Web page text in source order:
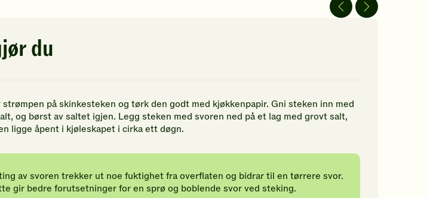
for
vurdering.
vurdering.
oppskriften.
5
du
strømpen på skinkesteken og tørk den godt med kjøkkenpapir. Gni steken inn med
og børst av saltet igjen. Legg steken med svoren ned på et lag med grovt salt,
ligge åpent i kjøleskapet i cirka ett døgn.
av svoren trekker ut noe fuktighet fra overflaten og bidrar til en tørrere svor.
gir bedre forutsetninger for en sprø og boblende svor ved steking.